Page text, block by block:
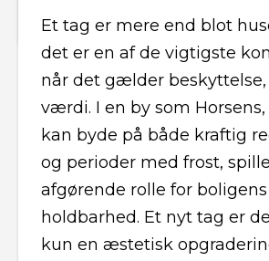
Et tag er mere end blot
det er en af de vigtigste
når det gælder
værdi. I en by som
kan byde på både kraftig
og perioder med frost,
afgørende rolle for boligens
holdbarhed. Et nyt tag er
kun en æstetisk